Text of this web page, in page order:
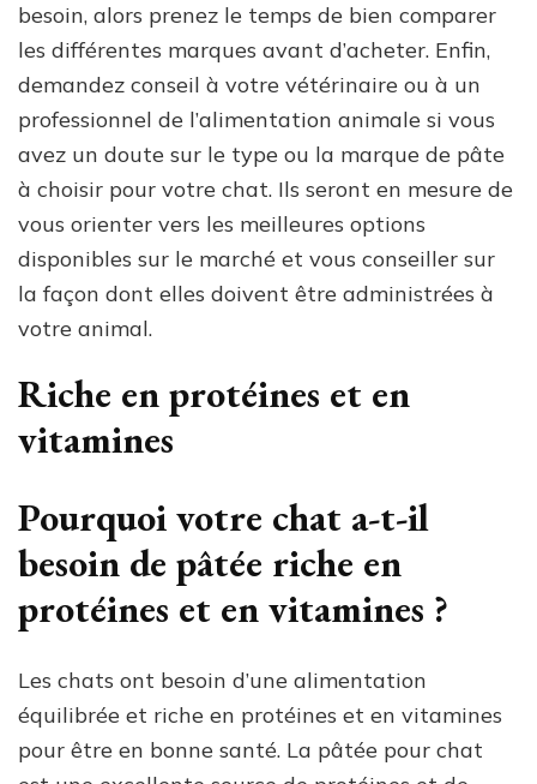
besoin, alors prenez le temps de bien comparer
les différentes marques avant d’acheter. Enfin,
demandez conseil à votre vétérinaire ou à un
professionnel de l’alimentation animale si vous
avez un doute sur le type ou la marque de pâte
à choisir pour votre chat. Ils seront en mesure de
vous orienter vers les meilleures options
disponibles sur le marché et vous conseiller sur
la façon dont elles doivent être administrées à
votre animal.
Riche en protéines et en
vitamines
Pourquoi votre chat a-t-il
besoin de pâtée riche en
protéines et en vitamines ?
Les chats ont besoin d’une alimentation
équilibrée et riche en protéines et en vitamines
pour être en bonne santé. La pâtée pour chat